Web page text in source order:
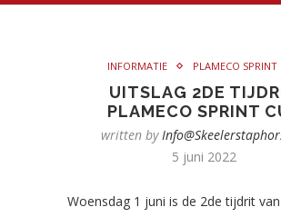
INFORMATIE PLAMECO SPRINT
UITSLAG 2DE
PLAMECO SPRINT
written by
5 juni 2022
Woensdag 1 juni is de 2de tijdrit